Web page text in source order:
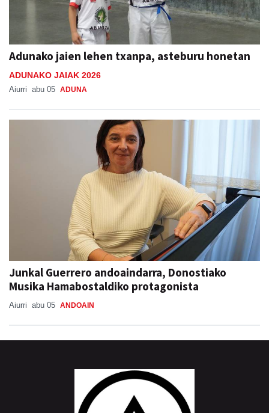
Adunako jaien lehen txanpa, asteburu honetan
ADUNAKO JAIAK 2026
Aiurri abu 05 ADUNA
Junkal Guerrero andoaindarra, Donostiako
Musika Hamabostaldiko protagonista
Aiurri abu 05 ANDOAIN